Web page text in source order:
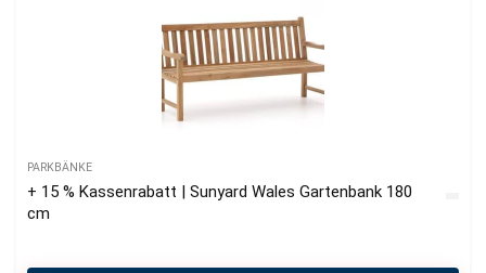
PARKBÄNKE
+ 15 % Kassenrabatt | Sunyard Wales Gartenbank 180
cm